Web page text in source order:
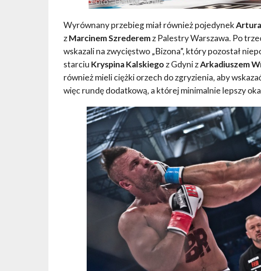
Wyrównany przebieg miał również pojedynek
zMarcinem Szrederemz Palestry Warszawa. Po
wskazali na zwycięstwo „Bizona”, który pozostał
starciu Kryspina Kalskiego z Gdyni zArkadiuszem
również mieli ciężki orzech do zgryzienia, aby
więc rundę dodatkową, a której minimalnie lepszy